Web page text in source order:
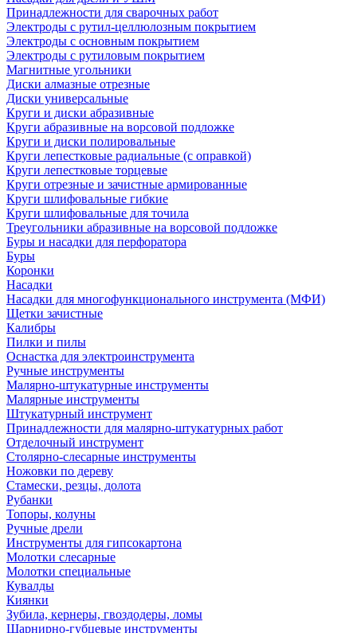
Принадлежности для сварочных работ
Электроды с рутил-целлюлозным покрытием
Электроды с основным покрытием
Электроды с рутиловым покрытием
Магнитные угольники
Диски алмазные отрезные
Диски универсальные
Круги и диски абразивные
Круги абразивные на ворсовой подложке
Круги и диски полировальные
Круги лепестковые радиальные (с оправкой)
Круги лепестковые торцевые
Круги отрезные и зачистные армированные
Круги шлифовальные гибкие
Круги шлифовальные для точила
Треугольники абразивные на ворсовой подложке
Буры и насадки для перфоратора
Буры
Коронки
Насадки
Насадки для многофункционального инструмента (МФИ)
Щетки зачистные
Калибры
Пилки и пилы
Оснастка для электроинструмента
Ручные инструменты
Малярно-штукатурные инструменты
Малярные инструменты
Штукатурный инструмент
Принадлежности для малярно-штукатурных работ
Отделочный инструмент
Столярно-слесарные инструменты
Ножовки по дереву
Стамески, резцы, долота
Рубанки
Топоры, колуны
Ручные дрели
Инструменты для гипсокартона
Молотки слесарные
Молотки специальные
Кувалды
Киянки
Зубила, кернеры, гвоздодеры, ломы
Шарнирно-губцевые инструменты